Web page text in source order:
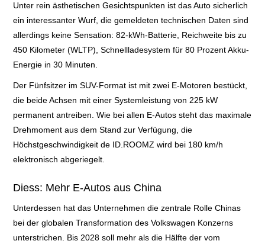
Unter rein ästhetischen Gesichtspunkten ist das Auto sicherlich
ein interessanter Wurf, die gemeldeten technischen Daten sind
allerdings keine Sensation: 82-kWh-Batterie, Reichweite bis zu
450 Kilometer (WLTP), Schnellladesystem für 80 Prozent Akku-
Energie in 30 Minuten.
Der Fünfsitzer im SUV-Format ist mit zwei E-Motoren bestückt,
die beide Achsen mit einer Systemleistung von 225 kW
permanent antreiben. Wie bei allen E-Autos steht das maximale
Drehmoment aus dem Stand zur Verfügung, die
Höchstgeschwindigkeit de ID.ROOMZ wird bei 180 km/h
elektronisch abgeriegelt.
Diess: Mehr E-Autos aus China
Unterdessen hat das Unternehmen die zentrale Rolle Chinas
bei der globalen Transformation des Volkswagen Konzerns
unterstrichen. Bis 2028 soll mehr als die Hälfte der vom